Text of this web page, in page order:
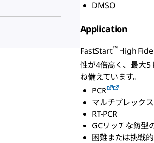
DMSO
Application
FastStart™High
性が4倍高く、最大
ね備えています。
PCR
マルチプレックス
RT-PCR
GCリッチな鋳型
困難または挑戦